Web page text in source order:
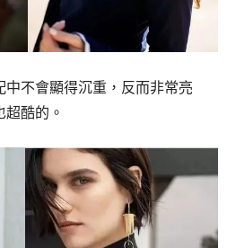
不會顯得沉重，反而非常亮
酷的。